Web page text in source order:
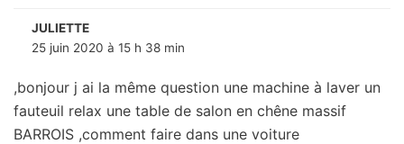
JULIETTE
25 juin 2020 à 15 h 38 min
,bonjour j ai la même question une machine à laver un
fauteuil relax une table de salon en chêne massif
BARROIS ,comment faire dans une voiture